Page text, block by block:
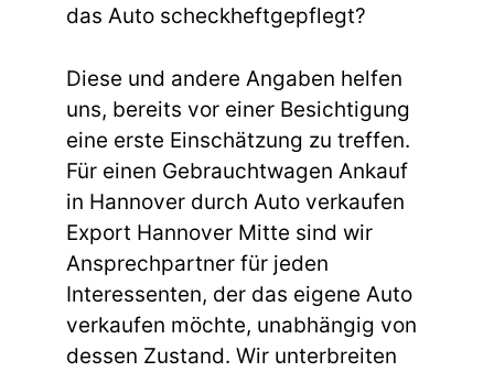
das Auto scheckheftgepflegt?
Diese und andere Angaben helfen
uns, bereits vor einer Besichtigung
eine erste Einschätzung zu treffen.
Für einen Gebrauchtwagen Ankauf
in Hannover durch Auto verkaufen
Export Hannover Mitte sind wir
Ansprechpartner für jeden
Interessenten, der das eigene Auto
verkaufen möchte, unabhängig von
dessen Zustand. Wir unterbreiten